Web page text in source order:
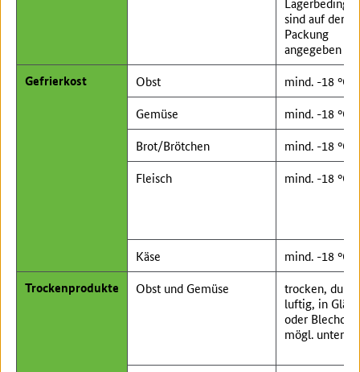
sind auf der
Packung
angegeben
Gefrierkost Obst
mind. -18 °C
Gemüse
mind. -18 °C
Brot/Brötchen
mind. -18 °C
Fleisch
mind. -18 °C
Käse mind. -18 °C
Trockenprodukte Obst und Gemüse
trocken,
luftig, in
oder
mögl. unter